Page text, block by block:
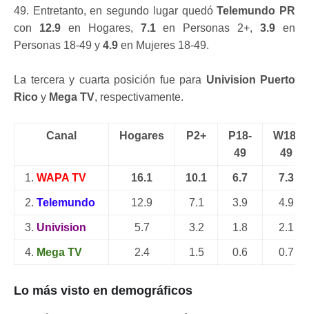
49. Entretanto, en segundo lugar quedóTelemundo PR
con 12.9en Hogares, 7.1en Personas 2+,3.9 en
Personas 18-49 y 4.9 en Mujeres 18-49.
La tercera y cuarta posición fue para Univision Puerto
Rico y Mega TV, respectivamente.
Canal Hogares P2+
P18-
49
W18-
49
1. WAPA TV 16.1 10.1 6.7 7.3
2. Telemundo 12.9 7.1 3.9 4.9
3. Univision 5.7 3.2 1.8 2.1
4. Mega TV 2.4 1.5 0.6 0.7
Lo más visto en demográficos